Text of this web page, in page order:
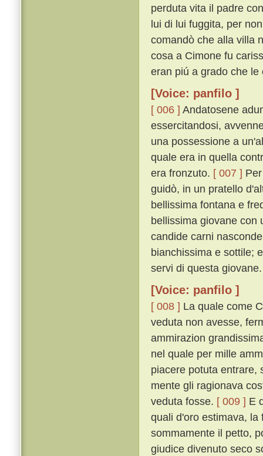
perduta vita il padre
lui di lui fuggita, per
comandò che alla villa
cosa a Cimone fu
eran piú a grado che le
[Voice: panfilo ]
[ 006 ] Andatosene
essercitandosi,
una possessione a
quale era in quella
era fronzuto. [ 007 ]
guidò, in un pratello
bellissima fontana e
bellissima giovane con
candide carni
bianchissima e sottile;
servi di questa giovane.
[Voice: panfilo ]
[ 008 ] La quale come
veduta non avesse,
ammirazion
nel quale per mille
piacere potuta entrare,
mente gli ragionava
veduta fosse. [ 009 ] E
quali d'oro estimava,
sommamente il petto,
giudice divenuto seco